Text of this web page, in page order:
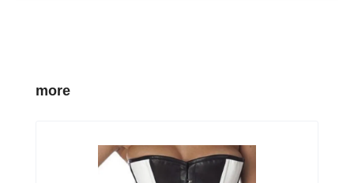
Produktgalerie überspringen
more